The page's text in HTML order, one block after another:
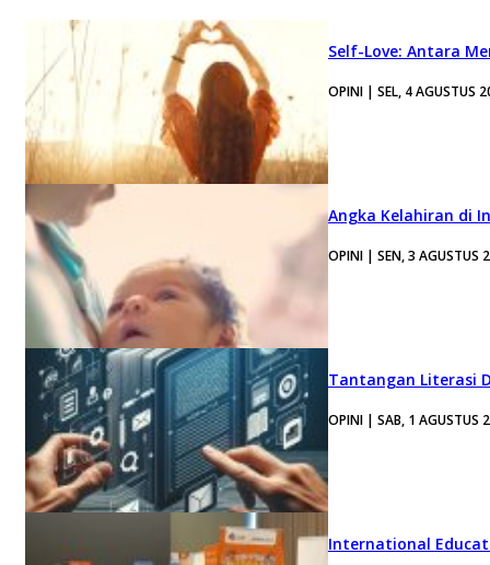
Self-Love: Antara
OPINI | SEL, 4 AGUSTUS
Angka Kelahiran di
OPINI | SEN, 3 AGUSTUS
Tantangan Literasi
OPINI | SAB, 1 AGUSTUS
International